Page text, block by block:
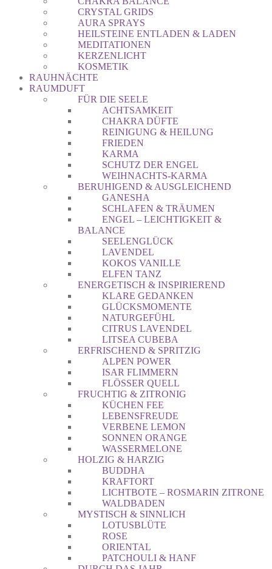
CRYSTAL GRIDS
AURA SPRAYS
HEILSTEINE ENTLADEN & LADEN
MEDITATIONEN
KERZENLICHT
KOSMETIK
RAUHNÄCHTE
RAUMDUFT
FÜR DIE SEELE
ACHTSAMKEIT
CHAKRA DÜFTE
REINIGUNG & HEILUNG
FRIEDEN
KARMA
SCHUTZ DER ENGEL
WEIHNACHTS-KARMA
BERUHIGEND & AUSGLEICHEND
GANESHA
SCHLAFEN & TRÄUMEN
ENGEL – LEICHTIGKEIT &
BALANCE
SEELENGLÜCK
LAVENDEL
KOKOS VANILLE
ELFEN TANZ
ENERGETISCH & INSPIRIEREND
KLARE GEDANKEN
GLÜCKSMOMENTE
NATURGEFÜHL
CITRUS LAVENDEL
LITSEA CUBEBA
ERFRISCHEND & SPRITZIG
ALPEN POWER
ISAR FLIMMERN
FLÖSSER QUELL
FRUCHTIG & ZITRONIG
KÜCHEN FEE
LEBENSFREUDE
VERBENE LEMON
SONNEN ORANGE
WASSERMELONE
HOLZIG & HARZIG
BUDDHA
KRAFTORT
LICHTBOTE – ROSMARIN ZITRONE
WALDBADEN
MYSTISCH & SINNLICH
LOTUSBLÜTE
ROSE
ORIENTAL
PATCHOULI & HANF